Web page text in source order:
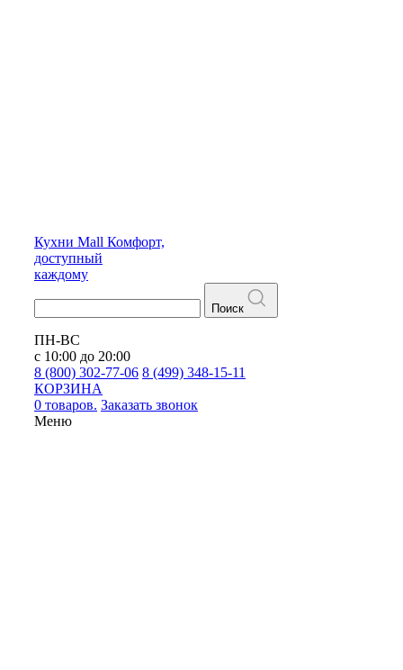
Кухни Mall Комфорт,
доступный
каждому
Поиск
ПН-ВС
с 10:00 до 20:00
8 (800) 302-77-06 8 (499) 348-15-11
КОРЗИНА
0 товаров. Заказать звонок
Меню